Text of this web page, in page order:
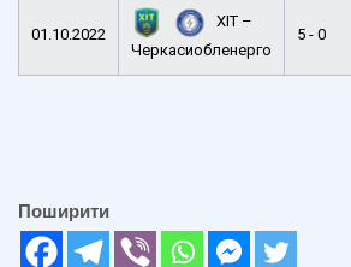
01.10.2022
ХІТ –
Черкасиобленерго
5 - 0
Поширити